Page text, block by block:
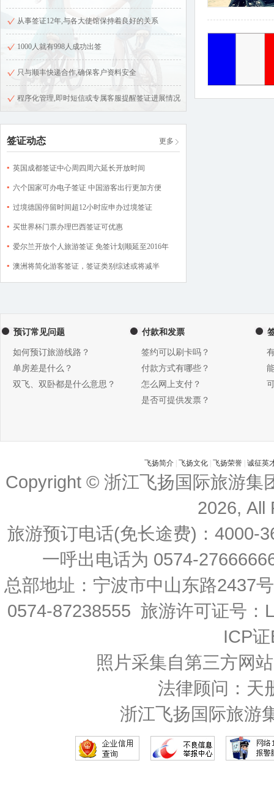
从事签证12年,与各大使馆保持着良好的关系
1000人就有998人成功出签
只与顺丰快递合作,确保客户资料安全
程序化管理,即时短信或专属客服提醒签证进展情况
签证动态 更多
英国成都签证中心周四周六延长开放时间
六个国家可办电子签证 中国游客出行更加方便
过境德国停留时间超12小时应申办过境签证
买世界杯门票办理巴西签证可优惠
爱尔兰开放个人旅游签证 免签计划顺延至2016年
澳洲将简化游客签证，签证类别综述或将减半
预订常见问题
如何预订旅游线路？
单房差是什么？
双飞、双卧都是什么意思？
付款和发票
签约可以刷卡吗？
付款方式有哪些？
怎么网上支付？
是否可提供发票？
飞扬简介 飞扬文化 飞扬荣誉 诚征英
Copyright © 浙江飞扬国际旅游集
2026, All
旅游预订电话(免长途费)：4000-
一呼出电话为 0574-
总部地址：宁波市中山东路2437
0574-87238555 旅游许可证号
ICP
照片采集自第三方网
法律顾问：天
浙江飞扬国际旅游